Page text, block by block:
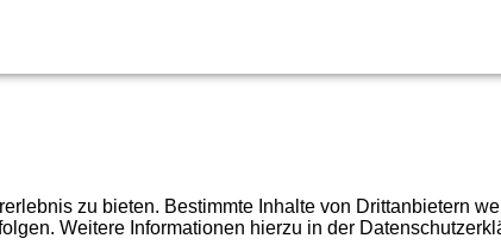
zu bieten. Bestimmte Inhalte von Drittanbietern
Weitere Informationen hierzu in der